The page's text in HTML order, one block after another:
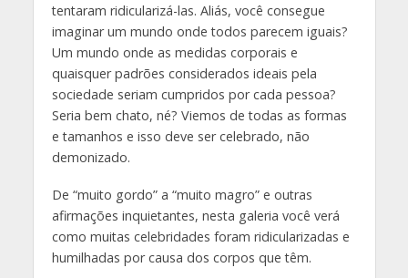
tentaram ridicularizá-las. Aliás, você consegue
imaginar um mundo onde todos parecem iguais?
Um mundo onde as medidas corporais e
quaisquer padrões considerados ideais pela
sociedade seriam cumpridos por cada pessoa?
Seria bem chato, né? Viemos de todas as formas
e tamanhos e isso deve ser celebrado, não
demonizado.
De “muito gordo” a “muito magro” e outras
afirmações inquietantes, nesta galeria você verá
como muitas celebridades foram ridicularizadas e
humilhadas por causa dos corpos que têm.